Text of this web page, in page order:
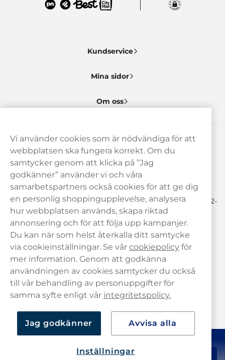
578,90 kr
Behöver du hjälp? Kontakta oss gärna!
hej@haypp.com
08 517 910 97
Mån-Tor 8.00-17.00 | Fre 9.00-17.00 | (Lunchstängt må-fre 12-
13)
Kundservice
Mina sidor
Om oss
Vi använder cookies som är nödvändiga för att
webbplatsen ska fungera korrekt. Om du
samtycker genom att klicka på ”Jag
godkänner” använder vi och våra
samarbetspartners också cookies för att ge dig
en personlig shoppingupplevelse, analysera
hur webbplatsen används, skapa riktad
annonsering och för att följa upp kampanjer.
Du kan när som helst återkalla ditt samtycke
via cookieinställningar. Se vår cookiepolicy för
mer information. Genom att godkänna
användningen av cookies samtycker du också
till vår behandling av personuppgifter för
samma syfte enligt vår integritetspolicy.
Jag godkänner Avvisa alla
Inställningar